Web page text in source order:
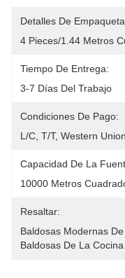
Detalles De
4 Pieces/1.44 Metros
Tiempo De Entrega:
3-7 Días Del Trabajo
Condiciones De Pago:
L/C, T/T, Western
Capacidad De La
10000 Metros
Resaltar:
Baldosas Modernas
Baldosas De La